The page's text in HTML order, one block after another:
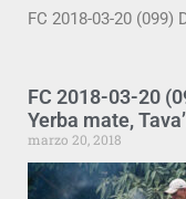
FC 2018-03-20 (099)
FC 2018-03-20
Yerba mate,
marzo 20, 2018